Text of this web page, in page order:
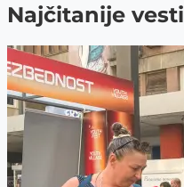
Najčitanije vesti